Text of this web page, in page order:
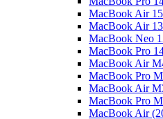
MacBook Air
MacBook Air
MacBook Neo
MacBook Pro
MacBook Air
MacBook Pro
MacBook Air
MacBook Pro
MacBook Air